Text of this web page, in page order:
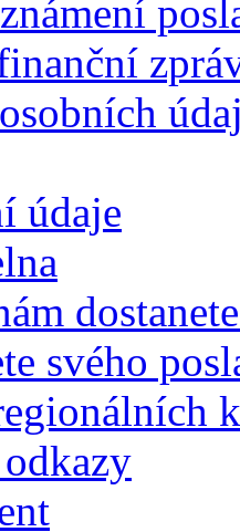
údaje
svého